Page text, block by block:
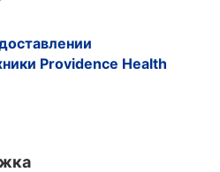
Providence Health